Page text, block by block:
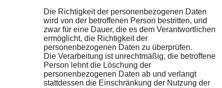
Die Richtigkeit der personenbezogenen Daten
wird von der betroffenen Person bestritten, und
zwar für eine Dauer, die es dem Verantwortlichen
ermöglicht, die Richtigkeit der
personenbezogenen Daten zu überprüfen.
Die Verarbeitung ist unrechtmäßig, die betroffene
Person lehnt die Löschung der
personenbezogenen Daten ab und verlangt
stattdessen die Einschränkung der Nutzung der